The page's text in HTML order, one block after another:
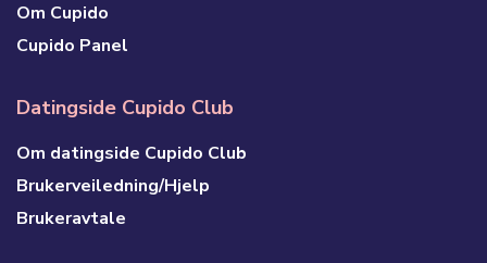
Om Cupido
Cupido Panel
Datingside Cupido Club
Om datingside Cupido Club
Brukerveiledning/Hjelp
Brukeravtale